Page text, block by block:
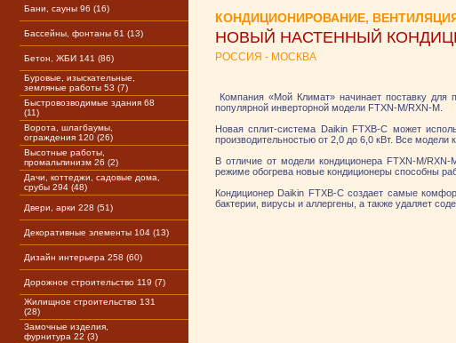
Бани, сауны 96 (16)
Бассейны, фонтаны 61 (13)
Бетон, ЖБИ 141 (86)
Буровые, изыскательные,
земляные работы 53 (7)
Быстровозводимые здания 68
(11)
Ворота, шлагбаумы,
ограждения 120 (26)
Высотные работы,
промальпинизм 26 (2)
Дачи, коттеджи, садовые дома,
срубы 294 (48)
Двери, арки 228 (51)
Декоративные элементы 104 (13)
Дизайн интерьера 258 (60)
Дорожное строительство 119 (7)
Жилищное строительство 131
(28)
Замочные изделия,
фурнитура 22 (3)
КОНДИЦИОНИРОВАНИЕ,
НОВЫЙ НАСТЕННЫЙ
РОССИЯ - МОСКВА
Компания «Мой Климат» начинает поставку для
популярной инверторной модели FTXN-M/RXN-M.
Новая сплит-система Daikin FTXB-C может
производительностью от 2,0 до 6,0 кВт. Все
В отличие от модели кондиционера FTXN-M/
режиме обогрева новые кондиционеры способны
Кондиционер Daikin FTXB-C создает самые
бактерии, вирусы и аллергены, а также удаляет